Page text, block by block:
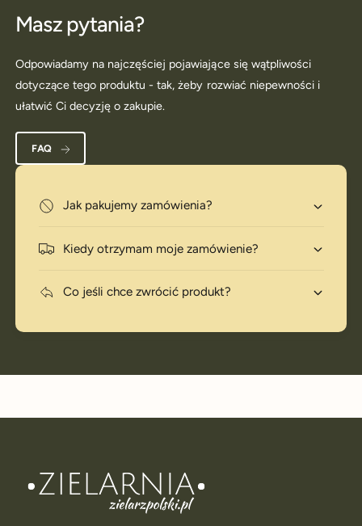
Masz pytania?
Odpowiadamy na najczęściej pojawiające się wątpliwości
dotyczące tego produktu - tak, żeby rozwiać niepewności i
ułatwić Ci decyzję o zakupie.
FAQ
Jak pakujemy zamówienia?
Kiedy otrzymam moje zamówienie?
Co jeśli chce zwrócić produkt?